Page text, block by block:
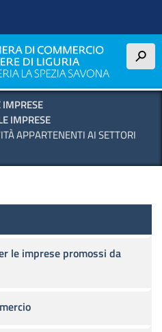
contenuto
principale
h
IMPRESE
APPARTENENTI AI SETTORI
le imprese promossi da